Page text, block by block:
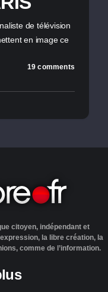
de télévision
en image ce
19 comments
citoyen, indépendant et
la libre création, la
comme de l’information.